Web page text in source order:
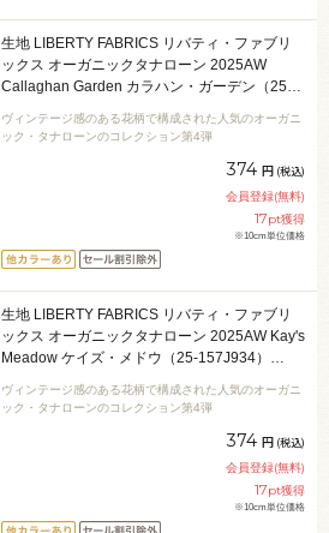
生地 LIBERTY FABRICS リバティ・ファブリ
ックス オーガニックタナローン 2025AW
Callaghan Garden カラハン・ガーデン（25-
ヴィンテージ感のある花柄で構成された人気のオーガニ
ック・タナローンのコレクション第4弾
374 円 (税込)
会員登録(無料)
17pt獲得
※10cm単位価格
生地 LIBERTY FABRICS リバティ・ファブリ
ックス オーガニックタナローン 2025AW Kay's
Meadow ケイズ・メドウ（25-157J934）
ヴィンテージ感のある花柄で構成された人気のオーガニ
ック・タナローンのコレクション第4弾
374 円 (税込)
会員登録(無料)
17pt獲得
※10cm単位価格